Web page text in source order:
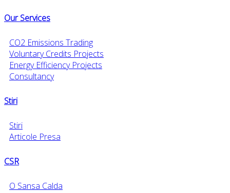
Our Services
CO2 Emissions Trading
Voluntary Credits Projects
Energy Efficiency Projects
Consultancy
Stiri
Stiri
Articole Presa
CSR
O Sansa Calda